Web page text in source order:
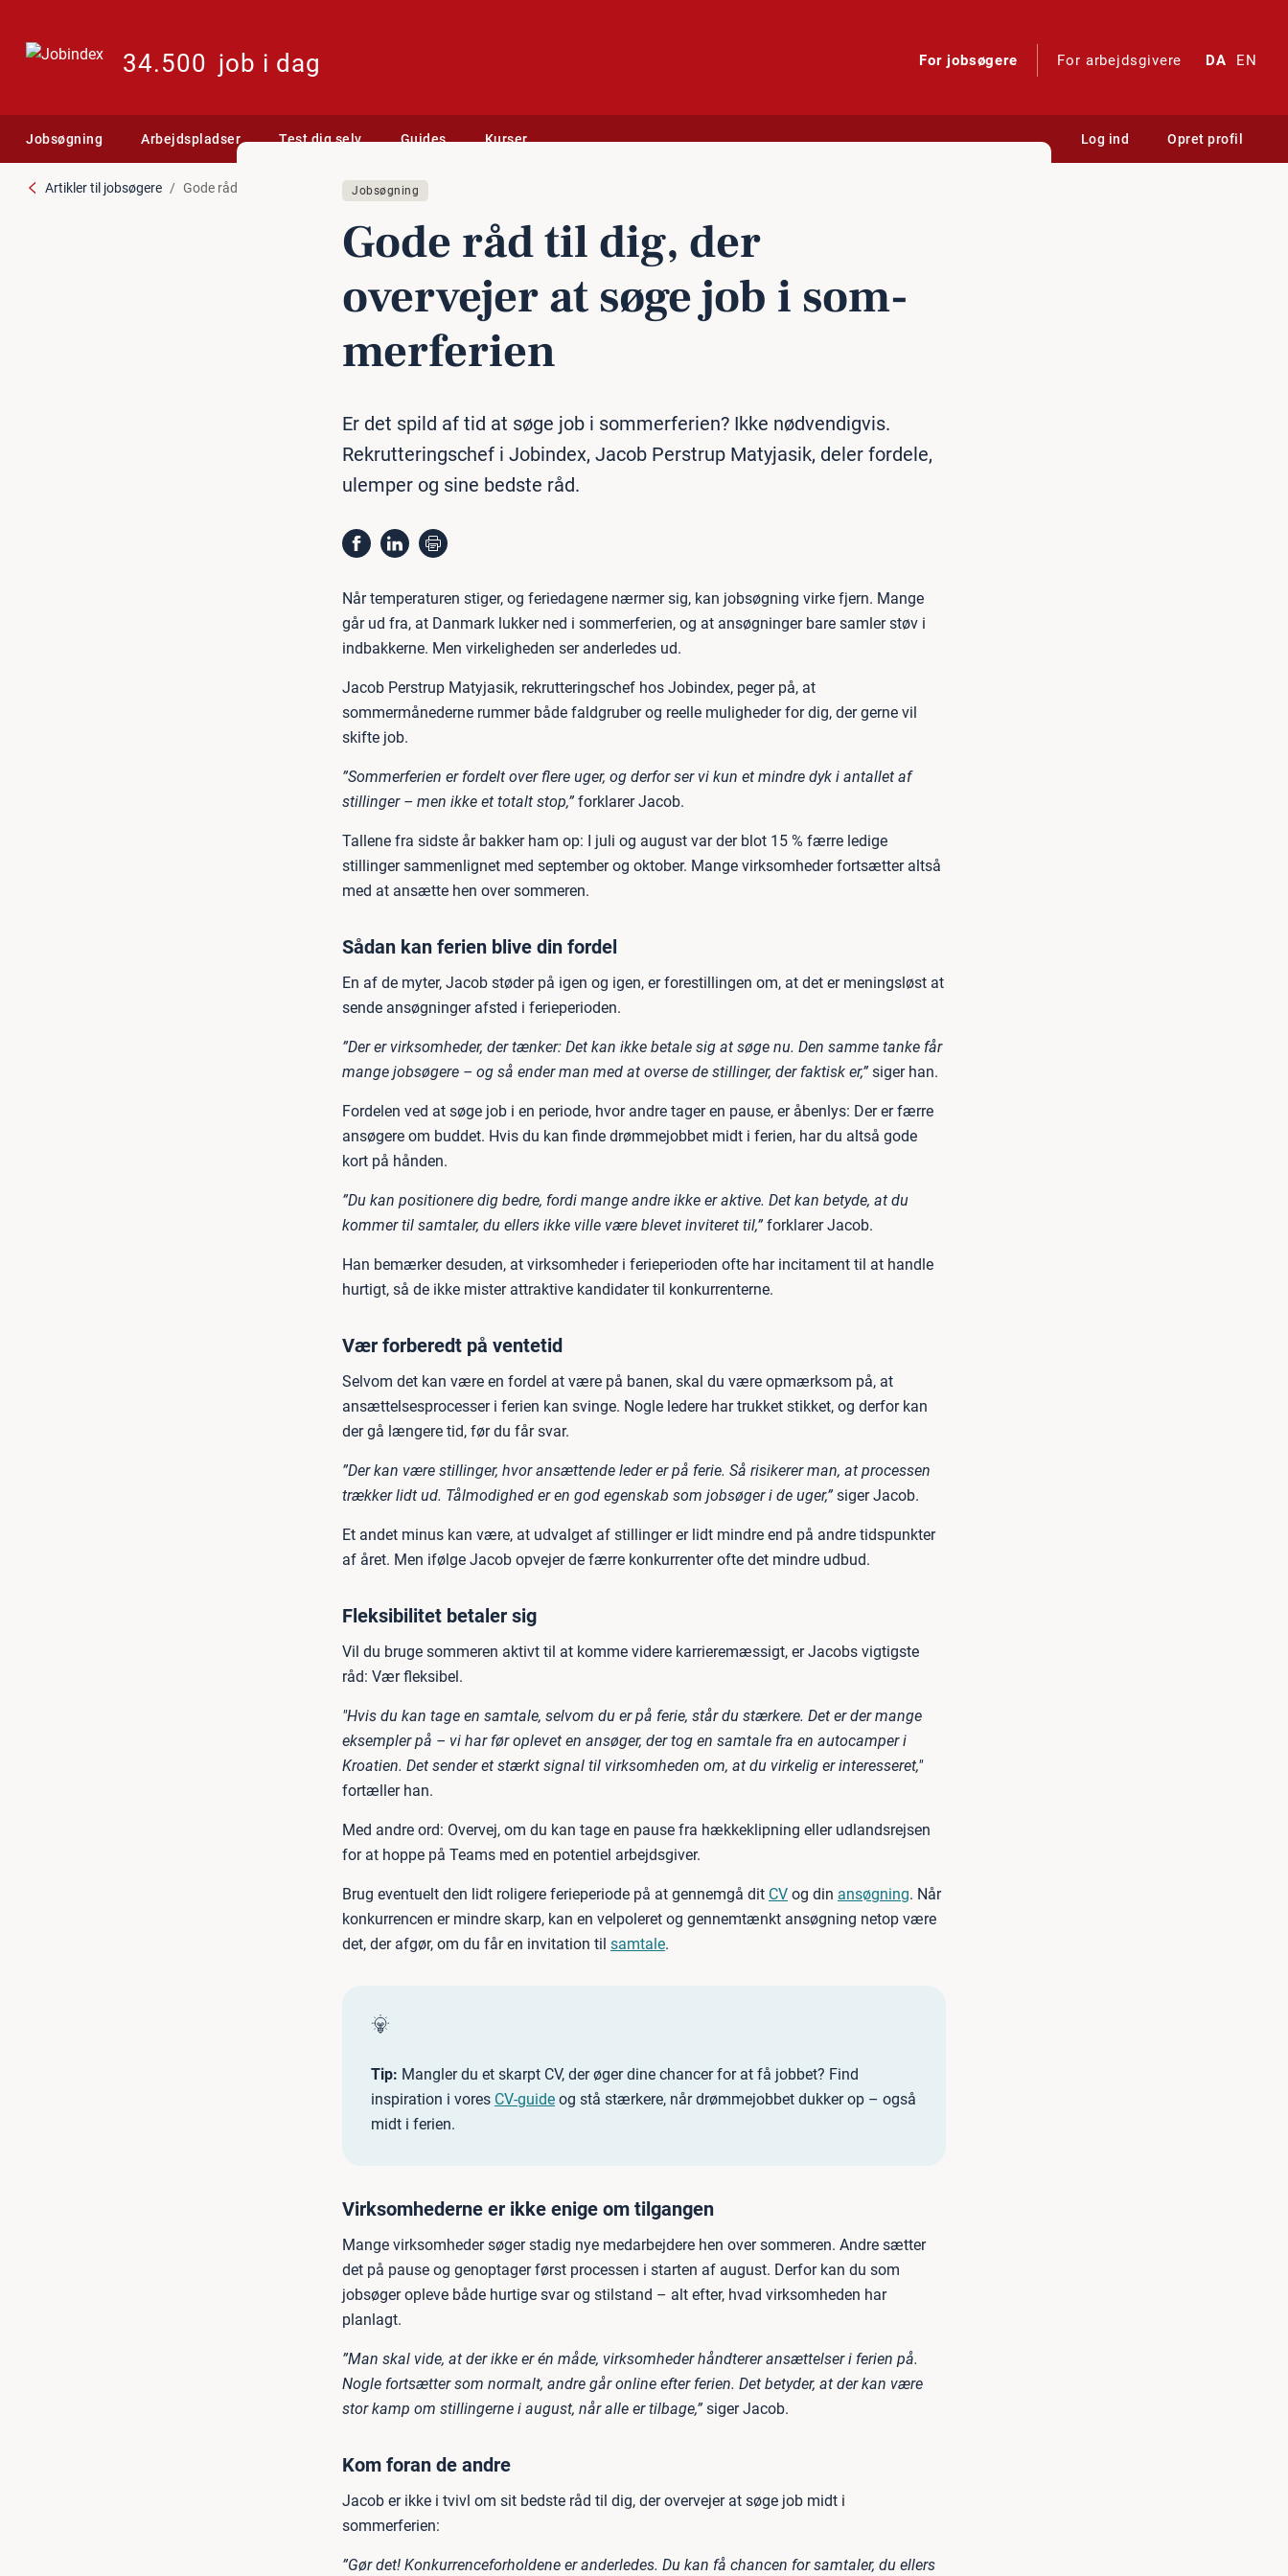
34.500 job i dag For jobsøgere For arbejdsgivere DA EN
Jobsøgning Arbejdspladser Test dig selv Guides Kurser Log ind Opret profil
Artikler til jobsøgere Gode råd til dig, der overvejer at søge job i sommerferien
Jobsøgning
Gode råd til dig, der
overvejer at søge job i som­
mer­fe­ri­en
Er det spild af tid at søge job i sommerferien? Ikke nødvendigvis.
Rekrutteringschef i Jobindex, Jacob Perstrup Matyjasik, deler fordele,
ulemper og sine bedste råd.
Når temperaturen stiger, og feriedagene nærmer sig, kan jobsøgning virke fjern. Mange
går ud fra, at Danmark lukker ned i sommerferien, og at ansøgninger bare samler støv i
indbakkerne. Men virkeligheden ser anderledes ud.
Jacob Perstrup Matyjasik, rekrutteringschef hos Jobindex, peger på, at
sommermånederne rummer både faldgruber og reelle muligheder for dig, der gerne vil
skifte job.
”Sommerferien er fordelt over flere uger, og derfor ser vi kun et mindre dyk i antallet af
stillinger – men ikke et totalt stop,” forklarer Jacob.
Tallene fra sidste år bakker ham op: I juli og august var der blot 15 % færre ledige
stillinger sammenlignet med september og oktober. Mange virksomheder fortsætter altså
med at ansætte hen over sommeren.
Sådan kan ferien blive din fordel
En af de myter, Jacob støder på igen og igen, er forestillingen om, at det er meningsløst at
sende ansøgninger afsted i ferieperioden.
”Der er virksomheder, der tænker: Det kan ikke betale sig at søge nu. Den samme tanke får
mange jobsøgere – og så ender man med at overse de stillinger, der faktisk er,” siger han.
Fordelen ved at søge job i en periode, hvor andre tager en pause, er åbenlys: Der er færre
ansøgere om buddet. Hvis du kan finde drømmejobbet midt i ferien, har du altså gode
kort på hånden.
”Du kan positionere dig bedre, fordi mange andre ikke er aktive. Det kan betyde, at du
kommer til samtaler, du ellers ikke ville være blevet inviteret til,” forklarer Jacob.
Han bemærker desuden, at virksomheder i ferieperioden ofte har incitament til at handle
hurtigt, så de ikke mister attraktive kandidater til konkurrenterne.
Vær forberedt på ventetid
Selvom det kan være en fordel at være på banen, skal du være opmærksom på, at
ansættelsesprocesser i ferien kan svinge. Nogle ledere har trukket stikket, og derfor kan
der gå længere tid, før du får svar.
”Der kan være stillinger, hvor ansættende leder er på ferie. Så risikerer man, at processen
trækker lidt ud. Tålmodighed er en god egenskab som jobsøger i de uger,” siger Jacob.
Et andet minus kan være, at udvalget af stillinger er lidt mindre end på andre tidspunkter
af året. Men ifølge Jacob opvejer de færre konkurrenter ofte det mindre udbud.
Fleksibilitet betaler sig
Vil du bruge sommeren aktivt til at komme videre karrieremæssigt, er Jacobs vigtigste
råd: Vær fleksibel.
"Hvis du kan tage en samtale, selvom du er på ferie, står du stærkere. Det er der mange
eksempler på – vi har før oplevet en ansøger, der tog en samtale fra en autocamper i
Kroatien. Det sender et stærkt signal til virksomheden om, at du virkelig er interesseret,"
fortæller han.
Med andre ord: Overvej, om du kan tage en pause fra hækkeklipning eller udlandsrejsen
for at hoppe på Teams med en potentiel arbejdsgiver.
Brug eventuelt den lidt roligere ferieperiode på at gennemgå dit CV og din ansøgning. Når
konkurrencen er mindre skarp, kan en velpoleret og gennemtænkt ansøgning netop være
det, der afgør, om du får en invitation til samtale.
Tip: Mangler du et skarpt CV, der øger dine chancer for at få jobbet? Find
inspiration i vores CV-guide og stå stærkere, når drømmejobbet dukker op – også
midt i ferien.
Virksomhederne er ikke enige om tilgangen
Mange virksomheder søger stadig nye medarbejdere hen over sommeren. Andre sætter
det på pause og genoptager først processen i starten af august. Derfor kan du som
jobsøger opleve både hurtige svar og stilstand – alt efter, hvad virksomheden har
planlagt.
”Man skal vide, at der ikke er én måde, virksomheder håndterer ansættelser i ferien på.
Nogle fortsætter som normalt, andre går online efter ferien. Det betyder, at der kan være
stor kamp om stillingerne i august, når alle er tilbage,” siger Jacob.
Kom foran de andre
Jacob er ikke i tvivl om sit bedste råd til dig, der overvejer at søge job midt i
sommerferien:
”Gør det! Konkurrenceforholdene er anderledes. Du kan få chancen for samtaler, du ellers